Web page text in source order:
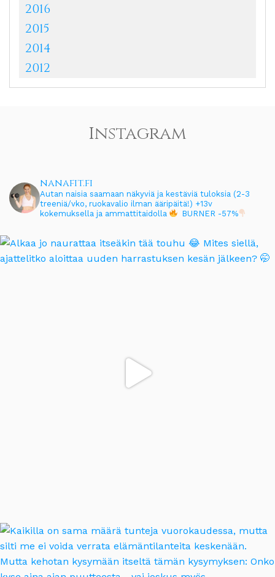
2016
2015
2014
2012
Instagram
nanafit.fi
Autan naisia saamaan näkyviä ja kestäviä tuloksia (2-3
treeniä/vko, ruokavalio ilman ääripäitä!) +13v
kokemuksella ja ammattitaidolla
BURNER -57%